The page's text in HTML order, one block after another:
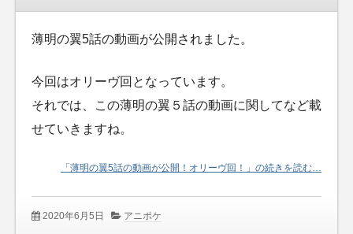
薄明の翼5話の動画が公開されました。
今回はオリーヴ回となっています。
それでは、この薄明の翼５話の動画に関してなど載
せていきますね。
「薄明の翼5話の動画が公開！オリーヴ回！」の続きを読む…
2020年6月5日 アニポケ